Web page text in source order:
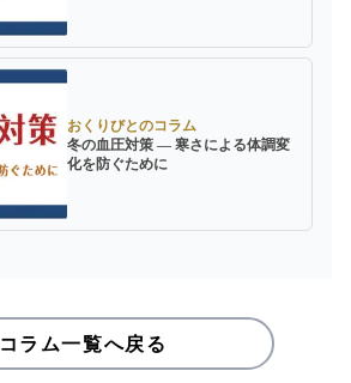
おくりびとのコラム
冬の血圧対策 ― 寒さによる体調変
化を防ぐために
コラム一覧へ戻る